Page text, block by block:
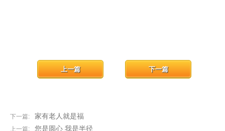
下一篇: 家有老人就是福
下一篇
上一篇: 您是圆心 我是半径
上一篇